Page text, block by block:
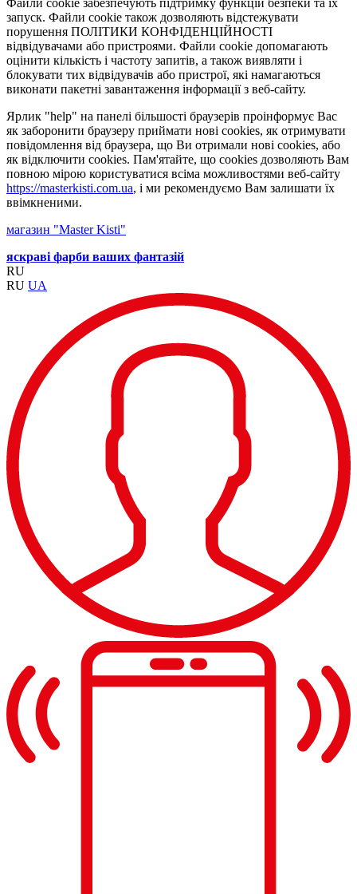
Файли cookie забезпечують підтримку функцій безпеки та їх
запуск. Файли cookie також дозволяють відстежувати
порушення ПОЛІТИКИ КОНФІДЕНЦІЙНОСТІ
відвідувачами або пристроями. Файли cookie допомагають
оцінити кількість і частоту запитів, а також виявляти і
блокувати тих відвідувачів або пристрої, які намагаються
виконати пакетні завантаження інформації з веб-сайту.
Ярлик "help" на панелі більшості браузерів проінформує Вас
як заборонити браузеру приймати нові cookies, як отримувати
повідомлення від браузера, що Ви отримали нові cookies, або
як відключити cookies. Пам'ятайте, що cookies дозволяють Вам
повною мірою користуватися всіма можливостями веб-сайту
https://masterkisti.com.ua, і ми рекомендуємо Вам залишати їх
ввімкненими.
магазин "Master Kisti"
яскраві фарби ваших фантазій
RU
RU UA